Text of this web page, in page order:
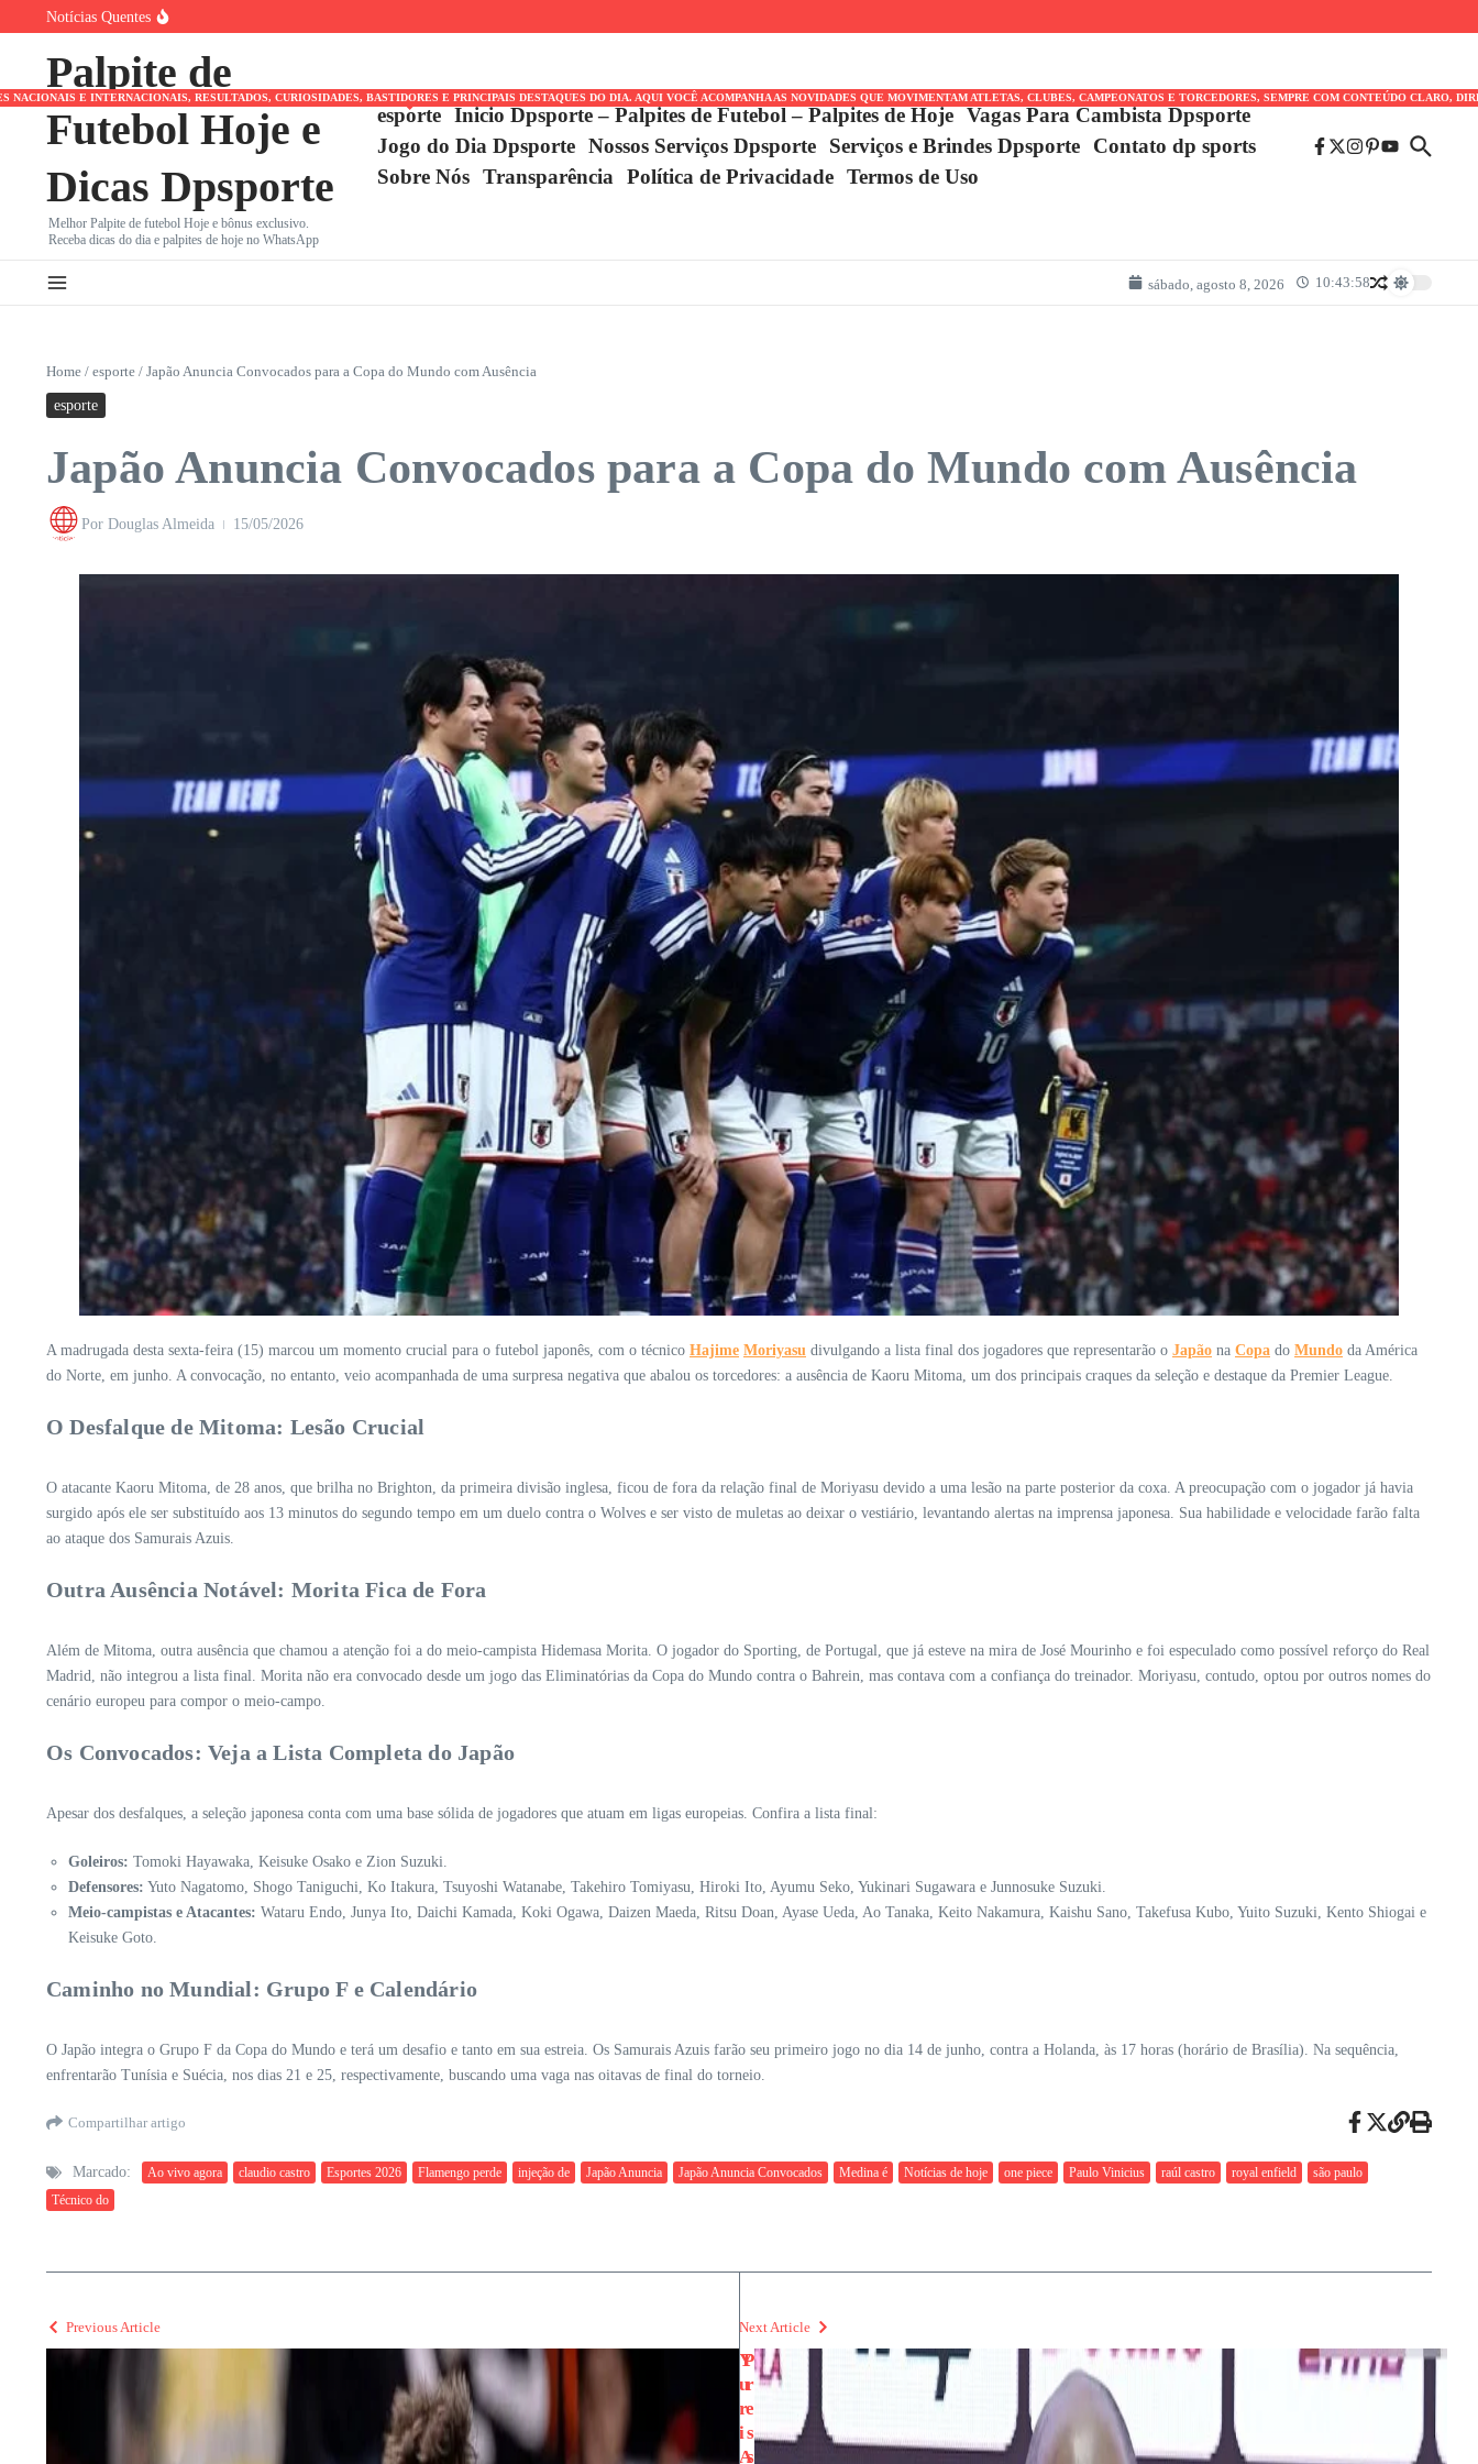
Ir para o conteúdo
Notícias Quentes
Brasileirão Retorna em Meio a Dilema: Clubes Dividem Foco Entre
A Rússia Ainda Manda no Xadrez Mundial? Eleição da FIDE
Palpite de
Futebol Hoje e
Dicas Dpsporte
Melhor Palpite de futebol Hoje e bônus exclusivo.
Receba dicas do dia e palpites de hoje no WhatsApp
esporte
E INTERNACIONAIS, RESULTADOS, CURIOSIDADES, BASTIDORES E PRINCIPAIS DESTAQUES DO DIA. AQUI VOCÊ ACOMPANHA AS NOVIDADES QUE MOVIMENTAM ATLETAS, CLUBES, CAMPEONATOS E TORCEDORES, SEMPRE COM CONTEÚDO CLARO,
Inicio Dpsporte – Palpites de Futebol – Palpites de Hoje Vagas Para Cambista Dpsporte
Jogo do Dia Dpsporte Nossos Serviços Dpsporte Serviços e Brindes Dpsporte
Contato dp sports
Sobre Nós Transparência Política de Privacidade Termos de Uso
sábado, agosto 8, 2026 10:43:58
Home / esporte / Japão Anuncia Convocados para a Copa do Mundo com Ausência
esporte
Japão Anuncia Convocados para a Copa do Mundo com Ausência
Por Douglas Almeida 15/05/2026
A madrugada desta sexta-feira (15) marcou um momento crucial para o futebol japonês, com o técnico Hajime Moriyasu divulgando a lista final dos jogadores que representarão o Japão na Copa do Mundo da América
do Norte, em junho. A convocação, no entanto, veio acompanhada de uma surpresa negativa que abalou os torcedores: a ausência de Kaoru Mitoma, um dos principais craques da seleção e destaque da Premier League.
O Desfalque de Mitoma: Lesão Crucial
O atacante Kaoru Mitoma, de 28 anos, que brilha no Brighton, da primeira divisão inglesa, ficou de fora da relação final de Moriyasu devido a uma lesão na parte posterior da coxa. A preocupação com o jogador já havia
surgido após ele ser substituído aos 13 minutos do segundo tempo em um duelo contra o Wolves e ser visto de muletas ao deixar o vestiário, levantando alertas na imprensa japonesa. Sua habilidade e velocidade farão falta
ao ataque dos Samurais Azuis.
Outra Ausência Notável: Morita Fica de Fora
Além de Mitoma, outra ausência que chamou a atenção foi a do meio-campista Hidemasa Morita. O jogador do Sporting, de Portugal, que já esteve na mira de José Mourinho e foi especulado como possível reforço do Real
Madrid, não integrou a lista final. Morita não era convocado desde um jogo das Eliminatórias da Copa do Mundo contra o Bahrein, mas contava com a confiança do treinador. Moriyasu, contudo, optou por outros nomes do
cenário europeu para compor o meio-campo.
Os Convocados: Veja a Lista Completa do Japão
Apesar dos desfalques, a seleção japonesa conta com uma base sólida de jogadores que atuam em ligas europeias. Confira a lista final:
Goleiros: Tomoki Hayawaka, Keisuke Osako e Zion Suzuki.
Defensores: Yuto Nagatomo, Shogo Taniguchi, Ko Itakura, Tsuyoshi Watanabe, Takehiro Tomiyasu, Hiroki Ito, Ayumu Seko, Yukinari Sugawara e Junnosuke Suzuki.
Meio-campistas e Atacantes: Wataru Endo, Junya Ito, Daichi Kamada, Koki Ogawa, Daizen Maeda, Ritsu Doan, Ayase Ueda, Ao Tanaka, Keito Nakamura, Kaishu Sano, Takefusa Kubo, Yuito Suzuki, Kento Shiogai e
Keisuke Goto.
Caminho no Mundial: Grupo F e Calendário
O Japão integra o Grupo F da Copa do Mundo e terá um desafio e tanto em sua estreia. Os Samurais Azuis farão seu primeiro jogo no dia 14 de junho, contra a Holanda, às 17 horas (horário de Brasília). Na sequência,
enfrentarão Tunísia e Suécia, nos dias 21 e 25, respectivamente, buscando uma vaga nas oitavas de final do torneio.
Compartilhar artigo
Marcado: Ao vivo agora claudio castro Esportes 2026 Flamengo perde injeção de Japão Anuncia Japão Anuncia Convocados Medina é Notícias de hoje one piece Paulo Vinicius raúl castro royal enfield
são paulo
Técnico do
Previous Article
Y
u
r
i
A
Next Article
P
r
e
s
s